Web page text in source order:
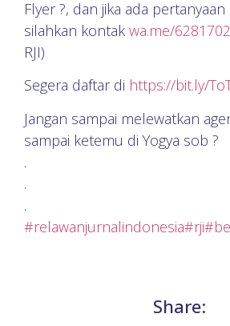
Flyer ?, dan jika ada
silahkan kontak wa.me/
RJI)
Segera daftar di https://bit.ly/
Jangan sampai melewatkan
sampai ketemu di Yogya sob ?
.
.
.
#relawanjurnalindonesia#rji
Share: